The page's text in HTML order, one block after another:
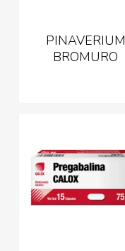
PINAVERIUM
BROMURO